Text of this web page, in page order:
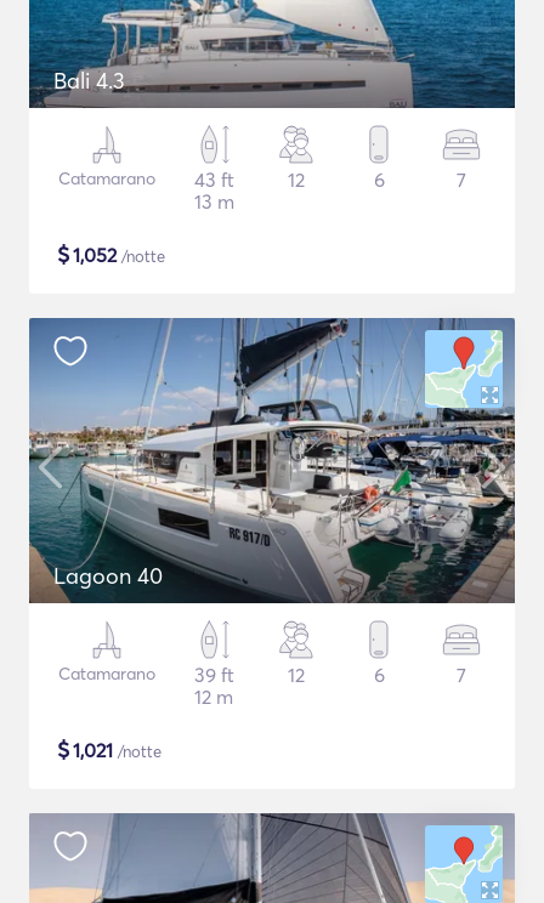
Bali 4.3
Catamarano
43 ft
13 m
12 6 7
$1,052/notte
Lagoon 40
Catamarano
39 ft
12 m
12 6 7
$1,021 /notte